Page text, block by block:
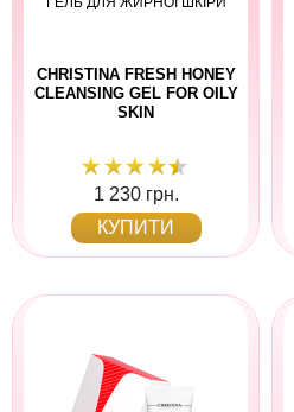
CHRISTINA FRESH HONEY
CLEANSING GEL FOR OILY
SKIN
1 230 грн.
КУПИТИ